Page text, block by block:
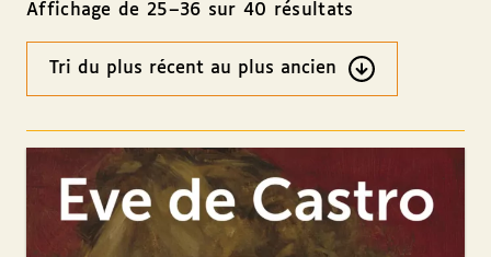
Affichage de 25–36 sur 40 résultats
Ordre